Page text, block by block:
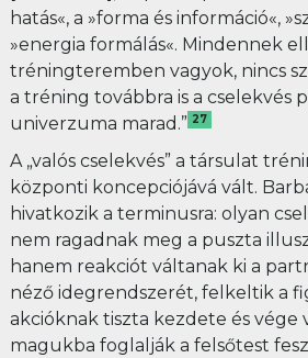
hatás«, a »forma és információ«,
»energia formálás«. Mindennek
tréningteremben vagyok, nincs
a tréning továbbra is a cselekvés
univerzuma marad.” 27
A „valós cselekvés” a társulat
központi koncepciójává vált.
hivatkozik a terminusra: olyan
nem ragadnak meg a puszta
hanem reakciót váltanak ki a
néző idegrendszerét, felkeltik a
akcióknak tiszta kezdete és vége
magukba foglalják a felsőtest